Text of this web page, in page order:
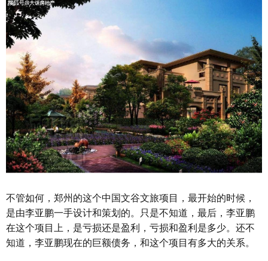
不管如何，郑州的这个中国文谷文旅项目，最开始的时候，
是由李亚鹏一手设计和策划的。只是不知道，最后，李亚鹏
在这个项目上，是亏损还是盈利，亏损和盈利是多少。还不
知道，李亚鹏现在的巨额债务，和这个项目有多大的关系。